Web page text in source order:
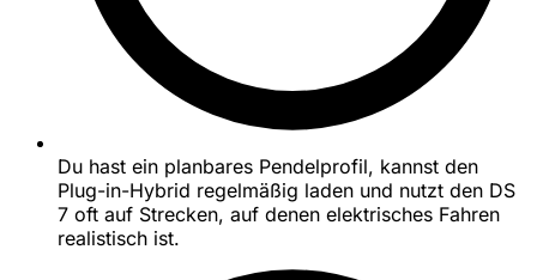
Du hast ein planbares Pendelprofil, kannst den
Plug-in-Hybrid regelmäßig laden und nutzt den DS
7 oft auf Strecken, auf denen elektrisches Fahren
realistisch ist.